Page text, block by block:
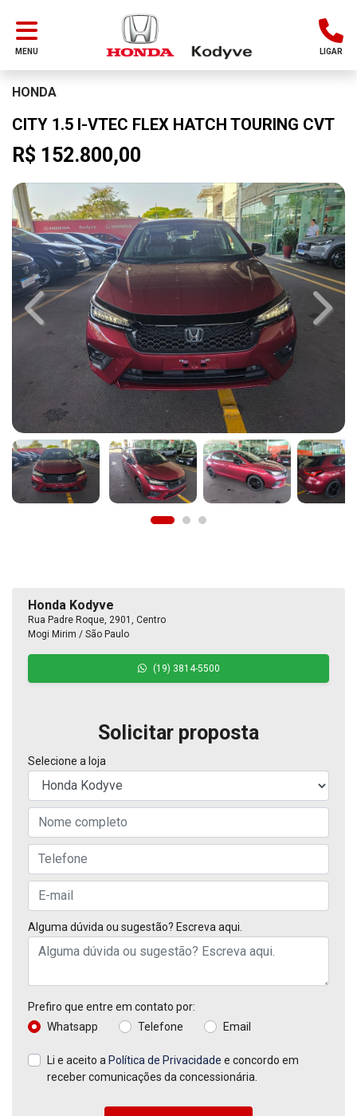
MENU LIGAR
HONDA
CITY 1.5 I-VTEC FLEX HATCH TOURING CVT
R$ 152.800,00
Previous Next
Honda Kodyve
Rua Padre Roque, 2901, Centro
Mogi Mirim / São Paulo
(19) 3814-5500
Solicitar proposta
Selecione a loja
Alguma dúvida ou sugestão? Escreva aqui.
Prefiro que entre em contato por:
Whatsapp
Telefone Email
Li e aceito a Política de Privacidade e concordo em
receber comunicações da concessionária.